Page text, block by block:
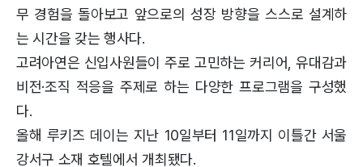
무 경험을 돌아보고 앞으로의 성장 방향을 스스로 설계하
는 시간을 갖는 행사다.
고려아연은 신입사원들이 주로 고민하는 커리어, 유대감과
비전·조직 적응을 주제로 하는 다양한 프로그램을 구성했
다.
올해 루키즈 데이는 지난 10일부터 11일까지 이틀간 서울
강서구 소재 호텔에서 개최됐다.